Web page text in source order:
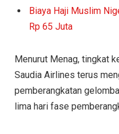
Biaya Haji Muslim
Rp 65 Juta
Menurut Menag, tingkat
Saudia Airlines terus
pemberangkatan
lima hari fase